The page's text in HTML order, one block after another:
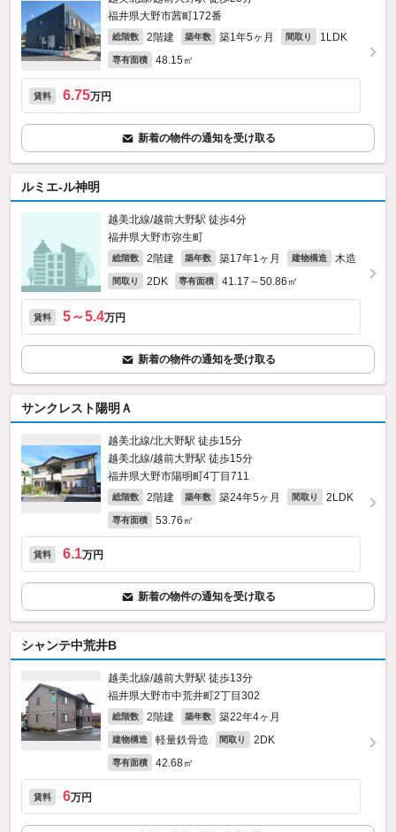
福井県大野市茜町172番
総階数 2階建 築年数 築1年5ヶ月 間取り 1LDK
専有面積 48.15㎡
賃料 6.75万円
新着の物件の通知を受け取る
ルミエ-ル神明
越美北線/越前大野駅 徒歩4分
福井県大野市弥生町
総階数 2階建 築年数 築17年1ヶ月 建物構造 木造
間取り 2DK 専有面積 41.17～50.86㎡
賃料 5～5.4万円
新着の物件の通知を受け取る
サンクレスト陽明Ａ
越美北線/北大野駅 徒歩15分
越美北線/越前大野駅 徒歩15分
福井県大野市陽明町4丁目711
総階数 2階建 築年数 築24年5ヶ月 間取り 2LDK
専有面積 53.76㎡
賃料 6.1万円
新着の物件の通知を受け取る
シャンテ中荒井B
越美北線/越前大野駅 徒歩13分
福井県大野市中荒井町2丁目302
総階数 2階建 築年数 築22年4ヶ月
建物構造 軽量鉄骨造 間取り 2DK
専有面積 42.68㎡
賃料 6万円